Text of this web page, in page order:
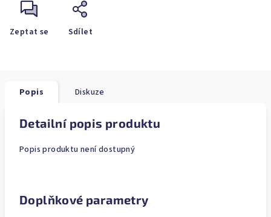
Zeptat se Sdílet
Popis Diskuze
Detailní popis produktu
Popis produktu není dostupný
Doplňkové parametry